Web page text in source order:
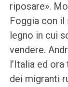
riposare».
Foggia con
legno in cui
vendere.
l’Italia ed
dei migranti